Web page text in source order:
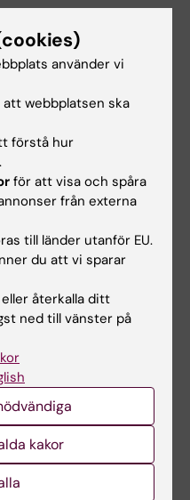
disease and
in life
in patients
T; Wang J;
C; Johnsson
N; Runold M;
959
in Severe
använder vi
att webbplatsen ska
förstå hur
för att visa och spåra
från externa
till länder utanför EU.
du att vi sparar
återkalla ditt
ned till vänster på
kakor